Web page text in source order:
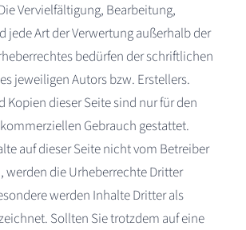
Vervielfältigung, Bearbeitung,
jede Art der Verwertung außerhalb der
bedürfen der schriftlichen
jeweiligen Autors bzw. Erstellers.
Kopien dieser Seite sind nur für den
Gebrauch gestattet.
auf dieser Seite nicht vom Betreiber
werden die Urheberrechte Dritter
werden Inhalte Dritter als
Sollten Sie trotzdem auf eine